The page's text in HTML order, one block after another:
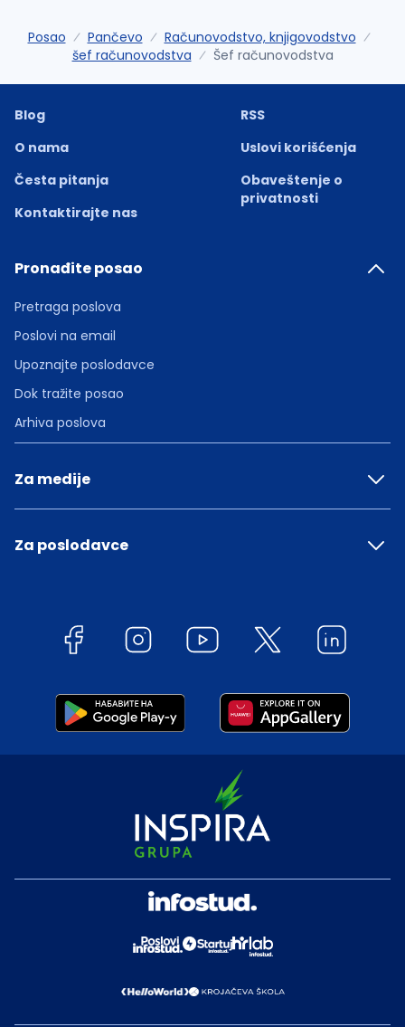
Posao Pančevo
Računovodstvo, knjigovodstvo
šef računovodstva
Šef računovodstva
Blog
O nama
Česta pitanja
Kontaktirajte nas
RSS
Uslovi korišćenja
Obaveštenje o
privatnosti
Pronađite posao
Pretraga poslova
Poslovi na email
Upoznajte poslodavce
Dok tražite posao
Arhiva poslova
Za medije
Za poslodavce